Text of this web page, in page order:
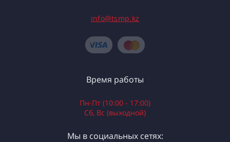
info@tsmp.kz
Время работы
Пн-Пт (10:00 - 17:00)
Сб, Вс (выходной)
Мы в социальных сетях: